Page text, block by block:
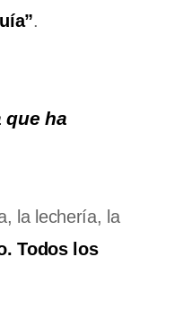
.
que ha
la lechería, la
Todos los